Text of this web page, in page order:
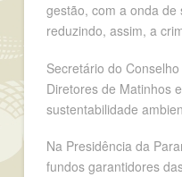
gestão, com a onda
reduzindo, assim, a
Secretário do
Diretores de Matinhos
sustentabilidade
Na Presidência da
fundos garantidores